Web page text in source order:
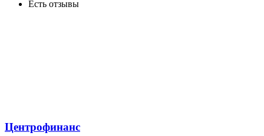
Есть отзывы
Центрофинанс